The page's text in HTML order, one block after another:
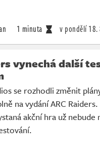
1 minuta v pondělí18.
vynechá další
se rozhodli změnit
na vydání ARC
akční hra už nebude